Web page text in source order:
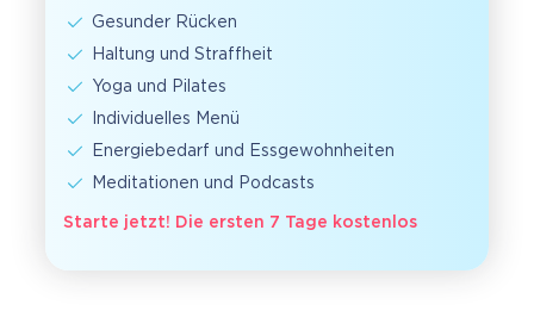
Gesunder Rücken
Haltung und Straffheit
Yoga und Pilates
Individuelles Menü
Energiebedarf und Essgewohnheiten
Meditationen und Podcasts
Starte jetzt! Die ersten 7 Tage kostenlos